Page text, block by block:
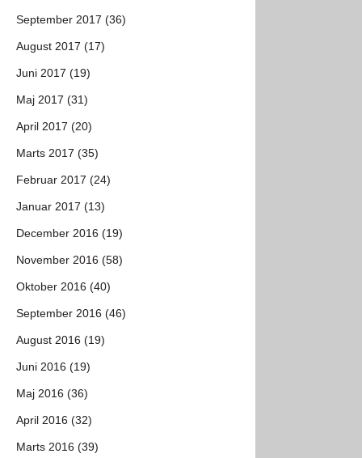
September 2017 (36)
August 2017 (17)
Juni 2017 (19)
Maj 2017 (31)
April 2017 (20)
Marts 2017 (35)
Februar 2017 (24)
Januar 2017 (13)
December 2016 (19)
November 2016 (58)
Oktober 2016 (40)
September 2016 (46)
August 2016 (19)
Juni 2016 (19)
Maj 2016 (36)
April 2016 (32)
Marts 2016 (39)